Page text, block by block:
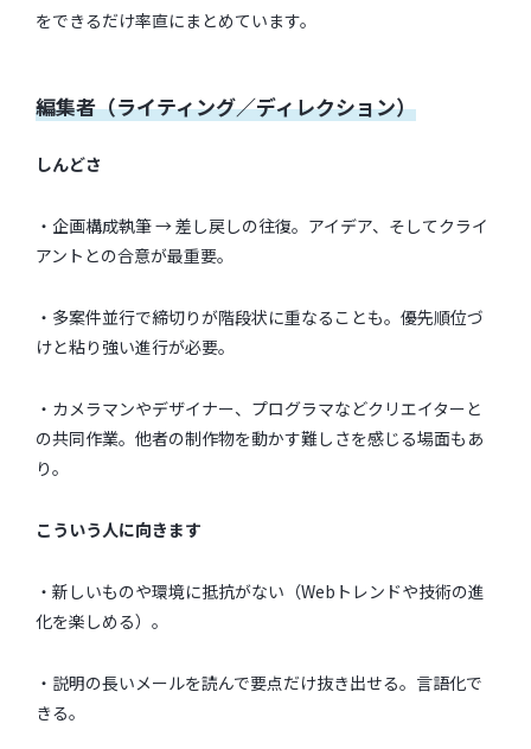
をできるだけ率直にまとめています。
編集者（ライティング／ディレクション）
しんどさ
・企画構成執筆 → 差し戻しの往復。アイデア、そしてクライ
アントとの合意が最重要。
・多案件並行で締切りが階段状に重なることも。優先順位づ
けと粘り強い進行が必要。
・カメラマンやデザイナー、プログラマなどクリエイターと
の共同作業。他者の制作物を動かす難しさを感じる場面もあ
り。
こういう人に向きます
・新しいものや環境に抵抗がない（Webトレンドや技術の進
化を楽しめる）。
・説明の長いメールを読んで要点だけ抜き出せる。言語化で
きる。